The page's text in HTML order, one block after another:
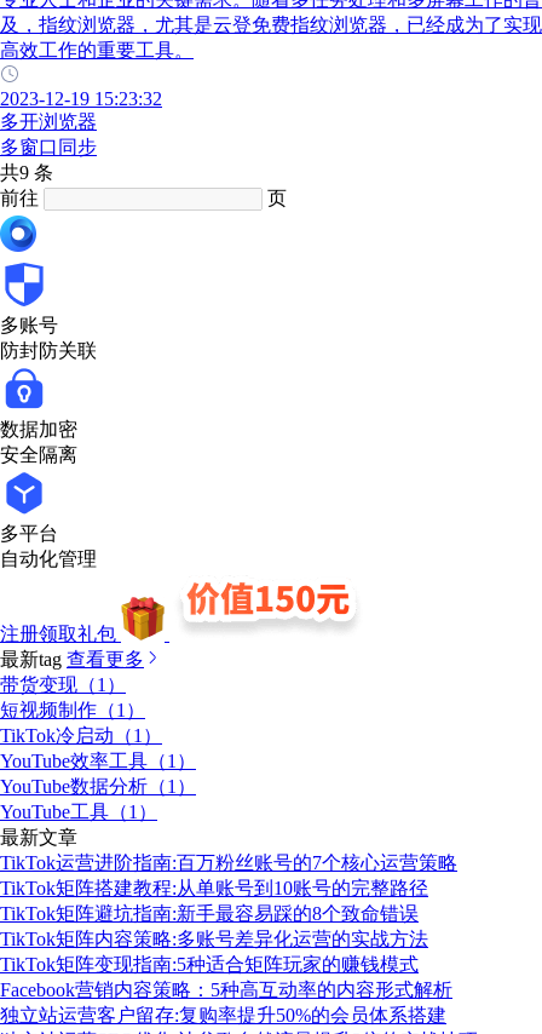
及，指纹浏览器，尤其是云登免费指纹浏览器，已经成为了实现
高效工作的重要工具。
2023-12-19 15:23:32
多开浏览器
多窗口同步
共9 条
前往
页
多账号
防封防关联
数据加密
安全隔离
多平台
自动化管理
注册领取礼包
最新tag 查看更多
带货变现（1）
短视频制作（1）
TikTok冷启动（1）
YouTube效率工具（1）
YouTube数据分析（1）
YouTube工具（1）
最新文章
TikTok运营进阶指南:百万粉丝账号的7个核心运营策略
TikTok矩阵搭建教程:从单账号到10账号的完整路径
TikTok矩阵避坑指南:新手最容易踩的8个致命错误
TikTok矩阵内容策略:多账号差异化运营的实战方法
TikTok矩阵变现指南:5种适合矩阵玩家的赚钱模式
Facebook营销内容策略：5种高互动率的内容形式解析
独立站运营客户留存:复购率提升50%的会员体系搭建